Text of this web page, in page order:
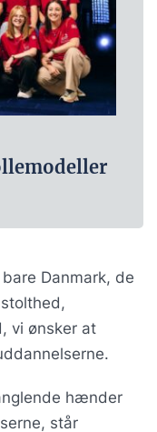
Danmark, de
vi ønsker at
hænder
står